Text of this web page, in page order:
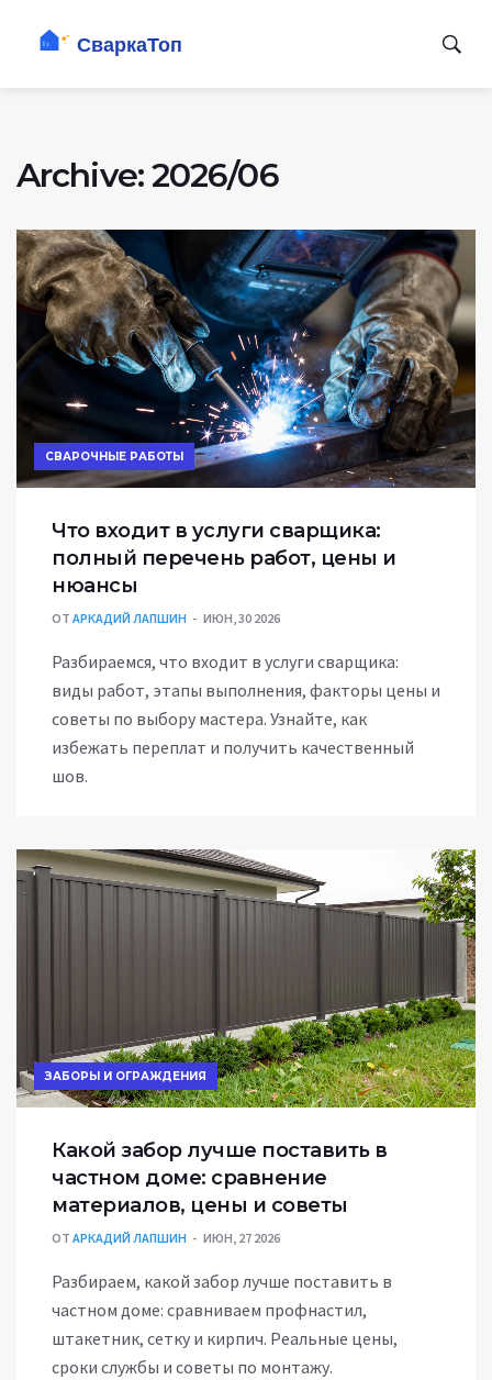
Archive: 2026/06
СВАРОЧНЫЕ РАБОТЫ
Что входит в услуги сварщика:
полный перечень работ, цены и
нюансы
ОТ АРКАДИЙ ЛАПШИН ИЮН, 30 2026
Разбираемся, что входит в услуги сварщика:
виды работ, этапы выполнения, факторы цены и
советы по выбору мастера. Узнайте, как
избежать переплат и получить качественный
шов.
ЗАБОРЫ И ОГРАЖДЕНИЯ
Какой забор лучше поставить в
частном доме: сравнение
материалов, цены и советы
ОТ АРКАДИЙ ЛАПШИН ИЮН, 27 2026
Разбираем, какой забор лучше поставить в
частном доме: сравниваем профнастил,
штакетник, сетку и кирпич. Реальные цены,
сроки службы и советы по монтажу.